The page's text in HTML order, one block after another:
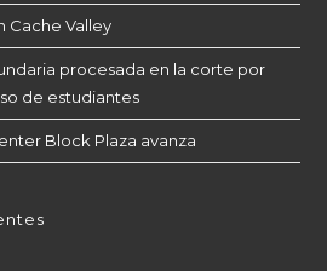
Cache Valley
procesada en la corte por
de estudiantes
Block Plaza avanza